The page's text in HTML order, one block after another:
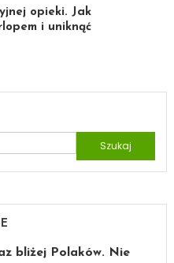
opieki. Jak
i uniknąć
Szukaj:
bliżej Polaków. Nie